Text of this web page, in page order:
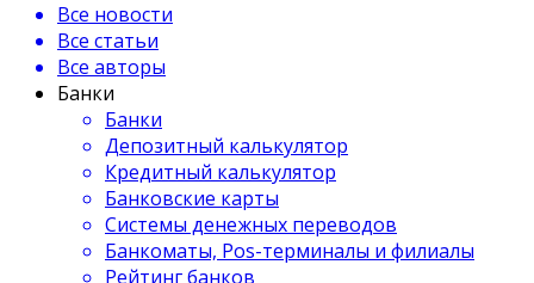
Все новости
Все статьи
Все авторы
Банки
Банки
Депозитный калькулятор
Кредитный калькулятор
Банковские карты
Системы денежных переводов
Банкоматы, Pos-терминалы и филиалы
Рейтинг банков